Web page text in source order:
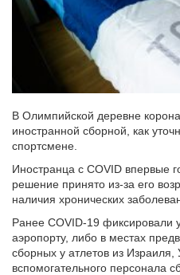
В Олимпийской деревне
иностранной сборной, как
спортсмене.
Иностранца с COVID впервые
решение принято из-за его
наличия хронических
Ранее COVID-19 фиксировали
аэропорту, либо в местах
сборных у атлетов из Израиля,
вспомогательного персонала